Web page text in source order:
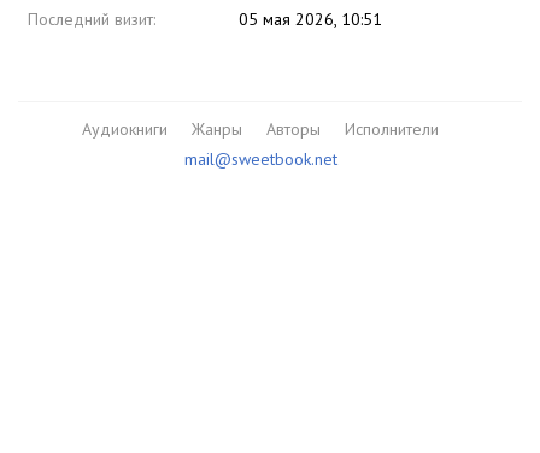
Последний визит: 05 мая 2026, 10:51
Аудиокниги Жанры Авторы
Исполнители
mail@sweetbook.net